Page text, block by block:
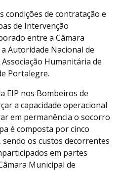
condições de contratação e
de Intervenção
entre a Câmara
Autoridade Nacional de
Humanitária de
Portalegre.
EIP nos Bombeiros de
a capacidade operacional
em permanência o socorro
é composta por cinco
os custos decorrentes
em partes
Municipal de